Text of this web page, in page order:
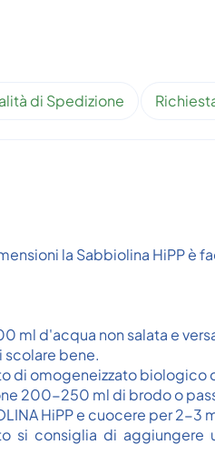
di Spedizione
la Sabbiolina HiPP
ml d'acqua non salata e
bene.
di omogeneizzato biologico
200-250 ml di brodo o
HiPP e cuocere per 2-3
si consiglia di